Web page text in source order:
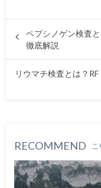
ペプシノゲン検査
徹底解説
リウマチ検査とは？
RECOMMEND